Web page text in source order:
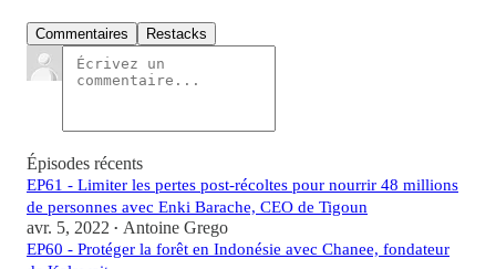
Commentaires Restacks
Épisodes récents
EP61 - Limiter les pertes post-récoltes pour nourrir 48 millions
de personnes avec Enki Barache, CEO de Tigoun
avr. 5, 2022 • Antoine Grego
EP60 - Protéger la forêt en Indonésie avec Chanee, fondateur